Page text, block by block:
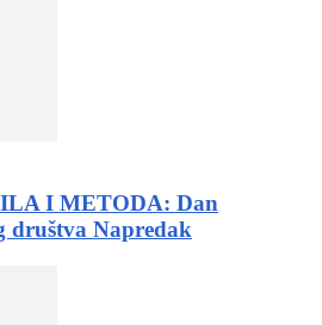
I METODA: Dan
društva Napredak